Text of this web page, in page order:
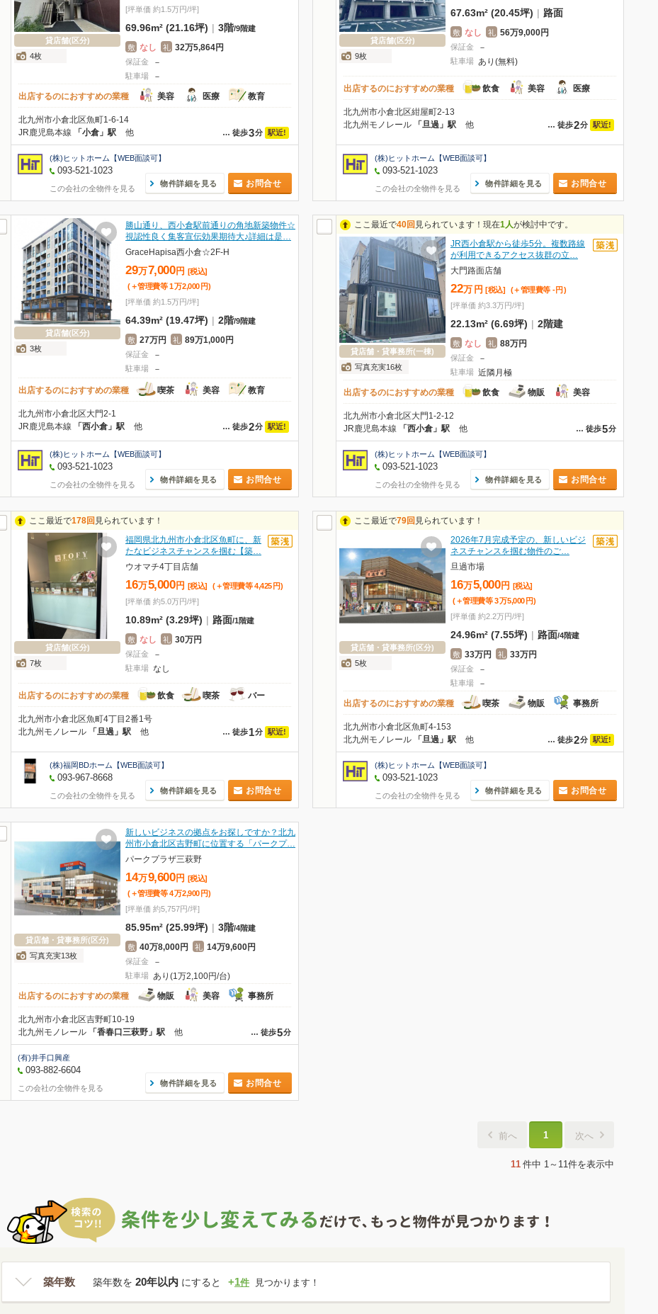
貸店舗(区分)
4枚
[坪単価 約1.5万円/坪]
69.96m² (21.16坪) | 3階/9階建
敷 なし 礼 32万5,864円
保証金 －
駐車場
－
出店するのにおすすめの業種
美容 医療 教育
北九州市小倉北区魚町1-6-14
… 徒歩3分 駅近!
JR鹿児島本線 「小倉」駅 他
(株)ヒットホーム【WEB面談可】
093-521-1023
この会社の全物件を見る
物件詳細を見る お問合せ
貸店舗(区分)
9枚
67.63m² (20.45坪) | 路面
敷 なし 礼 56万9,000円
保証金 －
駐車場 あり(無料)
出店するのにおすすめの業種 飲食 美容 医療
北九州市小倉北区紺屋町2-13
… 徒歩2分 駅近!
北九州モノレール 「旦過」駅 他
(株)ヒットホーム【WEB面談可】
093-521-1023
この会社の全物件を見る
物件詳細を見る お問合せ
貸店舗(区分)
3枚
勝山通り、西小倉駅前通りの角地新築物件☆
視認性良く集客宣伝効果期待大♪詳細は是…
GraceHapisa西小倉☆2F-H
29万7,000 円
[税込]
(＋管理費等 1万2,000 円)
[坪単価 約1.5万円/坪]
64.39m² (19.47坪) | 2階/9階建
敷 27万円 礼 89万1,000円
保証金 －
駐車場 －
出店するのにおすすめの業種 喫茶 美容 教育
北九州市小倉北区大門2-1
… 徒歩2分 駅近!
JR鹿児島本線 「西小倉」駅 他
(株)ヒットホーム【WEB面談可】
093-521-1023
この会社の全物件を見る
物件詳細を見る お問合せ
ここ最近で40回 見られています！現在1人が検討中です。
貸店舗・貸事務所(一棟)
写真充実16枚
JR西小倉駅から徒歩5分。複数路線
が利用できるアクセス抜群の立…
大門路面店舗
22万 円 [税込] (＋管理費等 - 円 )
[坪単価 約3.3万円/坪]
22.13m² (6.69坪) | 2階建
敷 なし 礼 88万円
保証金 －
駐車場 近隣月極
出店するのにおすすめの業種
飲食 物販 美容
北九州市小倉北区大門1-2-12
… 徒歩5分
JR鹿児島本線 「西小倉」駅 他
(株)ヒットホーム【WEB面談可】
093-521-1023
この会社の全物件を見る
物件詳細を見る お問合せ
ここ最近で178回 見られています！
貸店舗(区分)
7枚
福岡県北九州市小倉北区魚町に、新
たなビジネスチャンスを掴む【築…
ウオマチ4丁目店舗
16万5,000 円 [税込] (＋管理費等 4,425 円)
[坪単価 約5.0万円/坪]
10.89m² (3.29坪) | 路面/1階建
敷 なし 礼 30万円
保証金 －
駐車場 なし
出店するのにおすすめの業種 飲食 喫茶 バー
北九州市小倉北区魚町4丁目2番1号
… 徒歩1分 駅近!
北九州モノレール 「旦過」駅 他
(株)福岡BDホーム【WEB面談可】
093-967-8668
この会社の全物件を見る
物件詳細を見る お問合せ
ここ最近で79回 見られています！
貸店舗・貸事務所(区分)
5枚
2026年7月完成予定の、新しいビジ
ネスチャンスを掴む物件のご…
旦過市場
16万5,000 円
[税込]
(＋管理費等 3万5,000 円)
[坪単価 約2.2万円/坪]
24.96m² (7.55坪) | 路面/4階建
敷 33万円 礼 33万円
保証金 －
駐車場
－
出店するのにおすすめの業種
喫茶 物販 事務所
北九州市小倉北区魚町4-153
… 徒歩2分 駅近!
北九州モノレール 「旦過」駅 他
(株)ヒットホーム【WEB面談可】
093-521-1023
この会社の全物件を見る
物件詳細を見る お問合せ
貸店舗・貸事務所(区分)
写真充実13枚
新しいビジネスの拠点をお探しですか？北九
州市小倉北区吉野町に位置する「パークプ…
パークプラザ三萩野
14万9,600 円
[税込]
(＋管理費等 4万2,900 円)
[坪単価 約5,757円/坪]
85.95m² (25.99坪) | 3階/4階建
敷 40万8,000円 礼 14万9,600円
保証金 －
駐車場 あり(1万2,100円/台)
出店するのにおすすめの業種
物販 美容 事務所
北九州市小倉北区吉野町10-19
… 徒歩5分
北九州モノレール 「香春口三萩野」駅 他
(有)井手口興産
093-882-6604
この会社の全物件を見る
物件詳細を見る お問合せ
前へ 1 次へ
11 件中 1～11件を表示中
築年数 +1件 見つかります！
築年数を 20年以内 にすると